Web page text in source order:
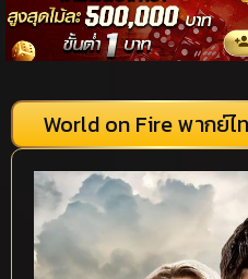
World on Fire พากย์ไ